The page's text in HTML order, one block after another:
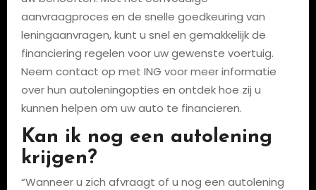
aanvraagproces en de snelle goedkeuring van
leningaanvragen, kunt u snel en gemakkelijk de
financiering regelen voor uw gewenste voertuig.
Neem contact op met ING voor meer informatie
over hun autoleningopties en ontdek hoe zij u
kunnen helpen om uw auto te financieren.
Kan ik nog een autolening
krijgen?
“Wanneer u zich afvraagt of u nog een autolening